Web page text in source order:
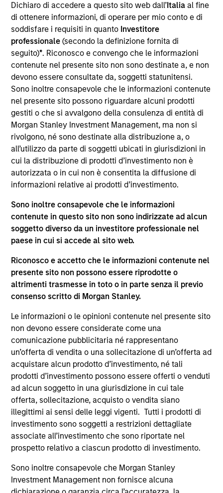
Dichiaro di accedere a questo sito web dall’Italia al fine
di ottenere informazioni, di operare per mio conto e di
soddisfare i requisiti in quanto Investitore
professionale(secondo la definizione fornita di
seguito)*. Riconosco e convengo che le informazioni
contenute nel presente sito non sono destinate a, e non
devono essere consultate da, soggetti statunitensi.
Sono inoltre consapevole che le informazioni contenute
nel presente sito possono riguardare alcuni prodotti
gestiti o che si avvalgono della consulenza di entità di
Morgan Stanley Investment Management, ma non si
rivolgono, né sono destinate alla distribuzione a, o
all’utilizzo da parte di soggetti ubicati in giurisdizioni in
cui la distribuzione di prodotti d’investimento non è
autorizzata o in cui non è consentita la diffusione di
informazioni relative ai prodotti d’investimento.
Sono inoltre consapevole che le informazioni
contenute in questo sito non sono indirizzate ad alcun
soggetto diverso da un investitore professionale nel
paese in cui si accede al sito web.
Riconosco e accetto che le informazioni contenute nel
presente sito non possono essere riprodotte o
altrimenti trasmesse in toto o in parte senza il previo
consenso scritto di Morgan Stanley.
Le informazioni o le opinioni contenute nel presente sito
non devono essere considerate come una
comunicazione pubblicitaria né rappresentano
un’offerta di vendita o una sollecitazione di un’offerta ad
acquistare alcun prodotto d’investimento, né tali
prodotti d’investimento possono essere offerti o venduti
ad alcun soggetto in una giurisdizione in cui tale
offerta, sollecitazione, acquisto o vendita siano
illegittimi ai sensi delle leggi vigenti. Tutti i prodotti di
investimento sono soggetti a restrizioni dettagliate
associate all’investimento che sono riportate nel
prospetto relativo a ciascun prodotto di investimento.
Sono inoltre consapevole che Morgan Stanley
Investment Management non fornisce alcuna
Comparti di Morgan Stanley Investment Funds, una
società di investimento a capitale variabile di diritto
lussemburghese. (la “Società”) è registrata nel
Granducato di Lussemburgo come organismo
d’investimento collettivo ai sensi della Parte 1 della Legge
del 17 dicembre 2010 e successive modifiche. La Società è
un organismo d’investimento collettivo in valori mobiliari
(“OICVM”).
Prima dell’adesione ai comparti, le richieste di
partecipazione non devono essere presentate senza aver
consultato l’ultima versione del Prospetto Informativo, del
documento contenente informazioni chiave (“KID”) o del
documento contenente informazioni chiave per gli
investitori (“KIID”), della relazione annuale e della
relazione semestrale (“Documenti di offerta”) o altri
documenti disponibili sul sito
https://www.morganstanley.com/im/msinvf/index.html
a titolo gratuito presso la Sede legale all’indirizzo
European Bank and Business Centre, 6B route de Trèves,
Le informazioni relative agli aspetti di sostenibilità del
Comparto e una sintesi dei diritti degli investitori sono
disponibili sul sito web sopra indicato.
visione del “Modulo completo di sottoscrizione” (Extended
Application Form), mentre la sezione “Informazioni
supplementari per Hong Kong” (“Additional Information for
Hong Kong Investors”) all’interno del Prospetto riguarda
specificamente gli investitori di Hong Kong. Copie gratuite
documento contenente informazioni chiave per gli
investitori (KID o KIID), dello statuto e delle relazioni
annuali e semestrali e ulteriori informazioni possono
essere ottenute dal rappresentante in Svizzera. Il
rappresentante in Svizzera è Carnegie Fund Services S.A.,
11, rue du Général-Dufour, 1204 Ginevra. L’agente pagatore
in Svizzera è Banque Cantonale de Genève, 17, quai de l’Ile,
1204 Ginevra.
Se la società di gestione del Comparto in questione decide
di cessare l’accordo di commercializzazione del Comparto
in un Paese del SEE in cui esso è registrato per la vendita,
lo farà nel rispetto delle norme OICVM.
Per i termini e le definizioni riguardanti il comparto si
Tutti i dati di performance sono calcolati in base al valore
del patrimonio netto (NAV), al netto delle spese, e non